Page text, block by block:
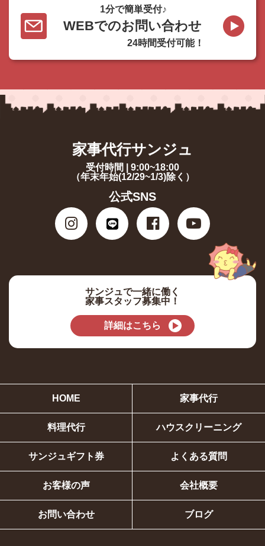
1分で簡単受付♪
WEBでのお問い合わせ
24時間受付可能！
家事代行サンジュ
受付時間 | 9:00~18:00
（年末年始(12/29~1/3)除く）
公式SNS
サンジュで一緒に働く
家事スタッフ募集中！
詳細はこちら
HOME 家事代行
料理代行 ハウスクリーニング
サンジュギフト券 よくある質問
お客様の声 会社概要
お問い合わせ ブログ